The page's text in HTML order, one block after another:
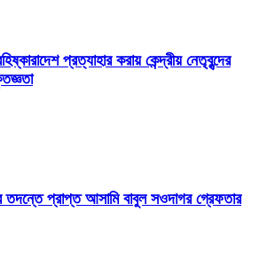
প্রত্যাহার করায় কেন্দ্রীয় নেতৃবৃন্দের
তদন্তে প্রাপ্ত আসামি বাবুল সওদাগর গ্রেফতার